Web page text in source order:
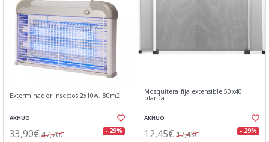
Exterminador insectos 2x10w. 80m2
AKHUO
33,90€ 47,70€ - 29%
Mosquitera fija extensible 50x40
blanca
AKHUO
12,45€ 17,43€ - 29%